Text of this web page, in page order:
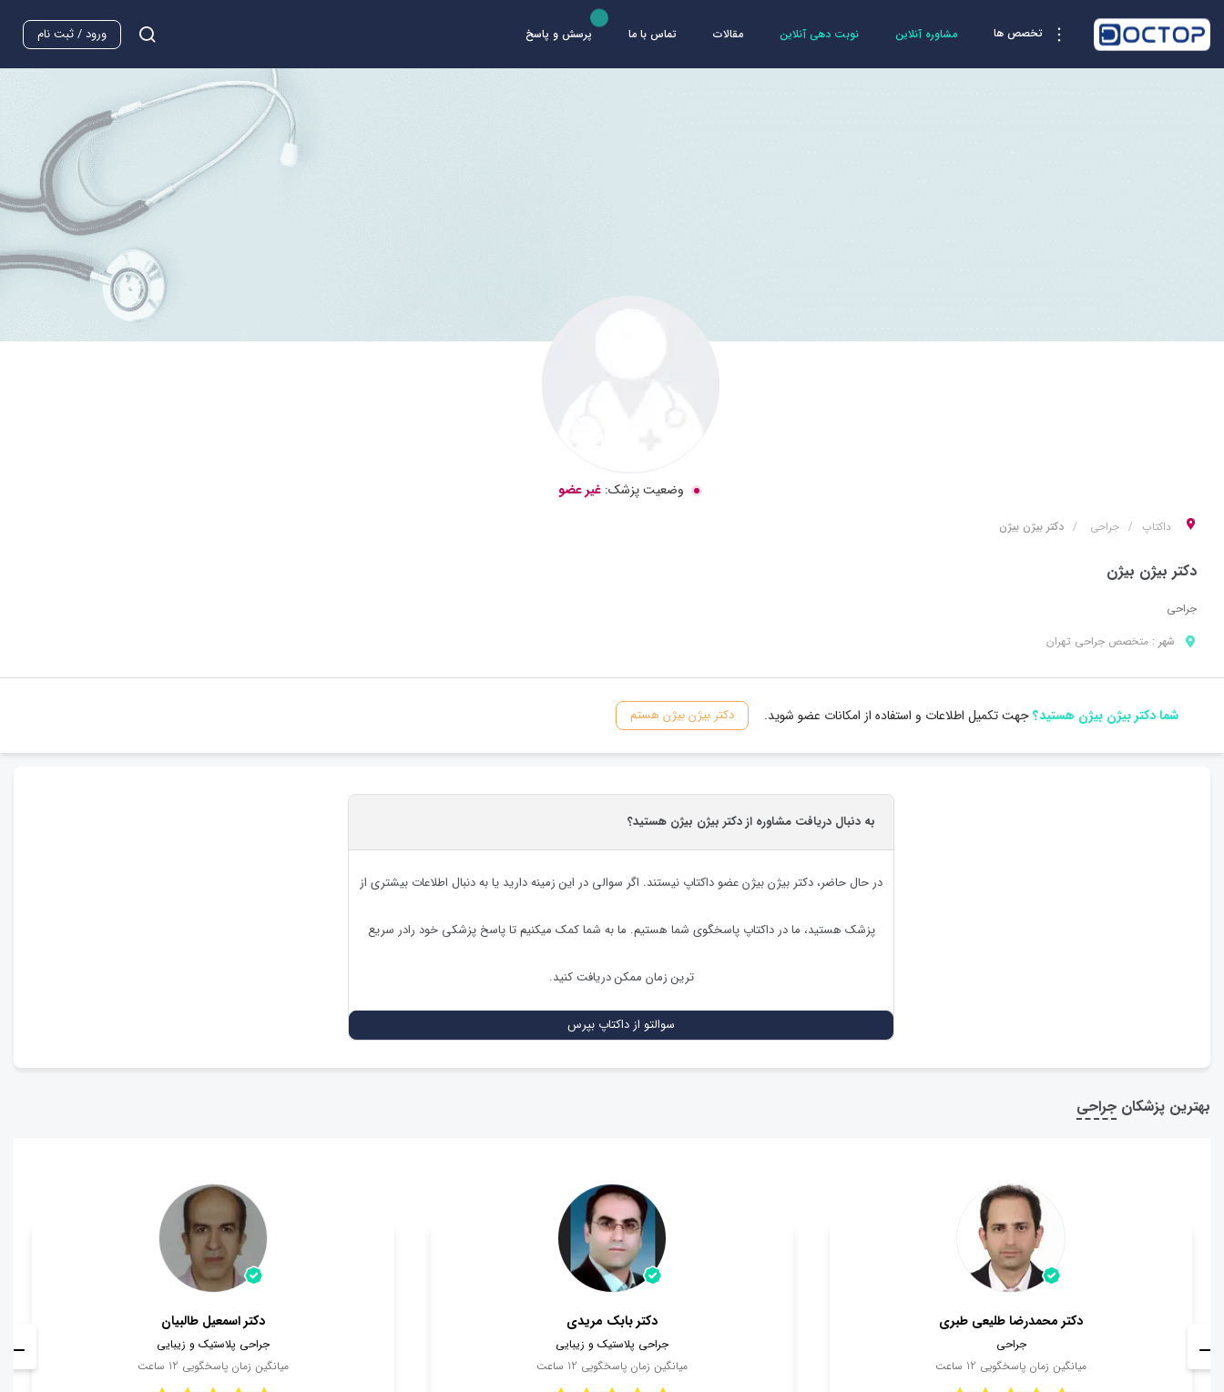
تخصص ها مشاوره آنلاین نوبت دهی آنلاین مقالات تماس با ما پرسش و پاسخ ورود / ثبت نام
وضعیت پزشک: غیر عضو
داکتاپ جراحی دکتر بیژن بیژن
دکتر بیژن بیژن
جراحی
شهر : متخصص جراحی تهران
شما دکتر بیژن بیژن هستید؟جهت تکمیل اطلاعات و استفاده از امکانات عضو شوید. دکتر بیژن بیژن هستم
به دنبال دریافت مشاوره از دکتر بیژن بیژن هستید؟
در حال حاضر، دکتر بیژن بیژنعضو داکتاپ نیستند. اگر سوالی در این زمینه دارید یا به دنبال اطلاعات بیشتری از
پزشک هستید، ما در داکتاپ پاسخگوی شما هستیم. ما به شما کمک میکنیم تا پاسخ پزشکی خود رادر سریع
ترین زمان ممکن دریافت کنید.
سوالتو از داکتاپ بپرس
بهترین پزشکان جراحی
دکتر اسمعیل طالبیان
جراحی پلاستیک و زیبایی
میانگین زمان پاسخگویی 12 ساعت
دکتر بابک مریدی
جراحی پلاستیک و زیبایی
میانگین زمان پاسخگویی 12 ساعت
دکتر محمدرضا طلیعی طبری
جراحی
میانگین زمان پاسخگویی 12 ساعت